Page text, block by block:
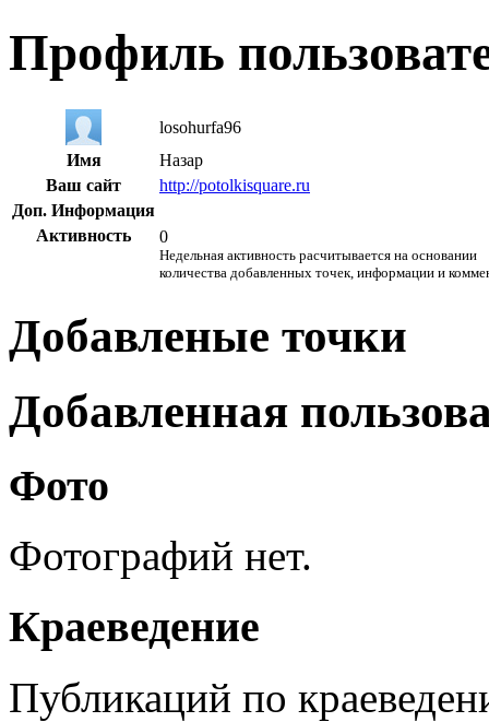
Профиль
losohurfa96
Имя
Назар
Ваш сайт
http://potolkisquare.ru
Доп. Информация
Активность
0
Недельная активность расчитывается на основании
количества добавленных точек, информации и
Добавленые точки
Добавленная
Фото
Фотографий нет.
Краеведение
Публикаций по